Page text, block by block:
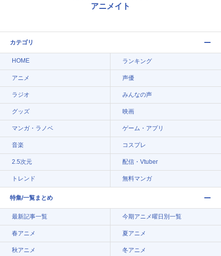
アニメイト
カテゴリ
HOME ランキング
アニメ 声優
ラジオ みんなの声
グッズ 映画
マンガ・ラノベ ゲーム・アプリ
音楽 コスプレ
2.5次元 配信・Vtuber
トレンド 無料マンガ
特集/一覧まとめ
最新記事一覧 今期アニメ曜日別一覧
春アニメ 夏アニメ
秋アニメ 冬アニメ